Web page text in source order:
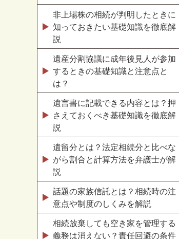
非上場株の相続が判明したときに
知っておきたい基礎知識を徹底解
説
遺産分割協議に成年後見人が参加
するときの基礎知識と注意点と
は？
遺言書に記載できる内容とは？押
さえておくべき基礎知識を徹底解
説
遺留分とは？法定相続分と比べな
がら割合と計算方法を弁護士が解
説
話題の家族信託とは？相続時の注
意点や制度のしくみを解説
相続放棄しても空き家を管理する
義務は消えない？責任回避の条件